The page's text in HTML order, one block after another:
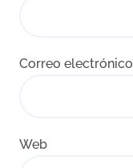
Correo electrónico
Web